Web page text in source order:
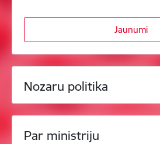
Jaunumi
Nozaru politika
Par ministriju